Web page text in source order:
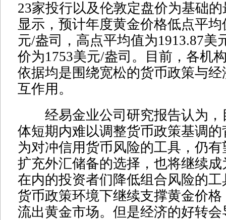
23家投行以及伦敦定盘价为基础
显示，预计年度黄金价格低点平均
元/盎司，高点平均值为1913.87美
价为1753美元/盎司。目前，各机
依据均是围绕宽松的货币政策与
互作用。
经易金业公司研究报告认为，
体短期内难以调整货币政策基调
为对冲信用货币风险的工具，仍
扩充外汇储备的选择，也将继续
在内的投资者们降低组合风险的
货币政策环境下继续支撑黄金价
流出黄金市场。但是经济的好转